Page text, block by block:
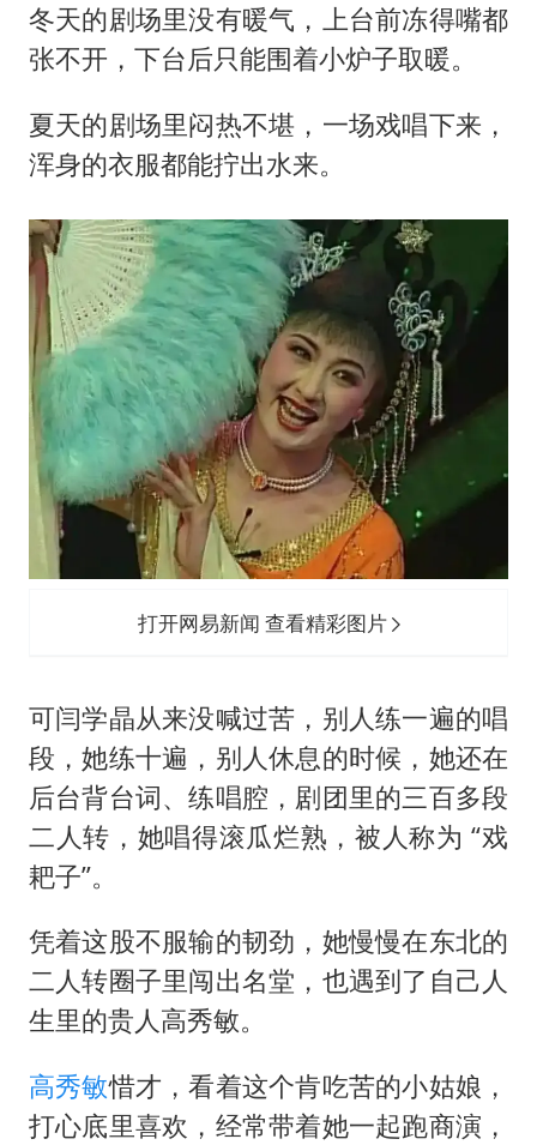
冬天的剧场里没有暖气，上台前冻得嘴都
张不开，下台后只能围着小炉子取暖。
夏天的剧场里闷热不堪，一场戏唱下来，
浑身的衣服都能拧出水来。
打开网易新闻 查看精彩图片
可闫学晶从来没喊过苦，别人练一遍的唱
段，她练十遍，别人休息的时候，她还在
后台背台词、练唱腔，剧团里的三百多段
二人转，她唱得滚瓜烂熟，被人称为 “戏
耙子”。
凭着这股不服输的韧劲，她慢慢在东北的
二人转圈子里闯出名堂，也遇到了自己人
生里的贵人高秀敏。
高秀敏惜才，看着这个肯吃苦的小姑娘，
打心底里喜欢，经常带着她一起跑商演，